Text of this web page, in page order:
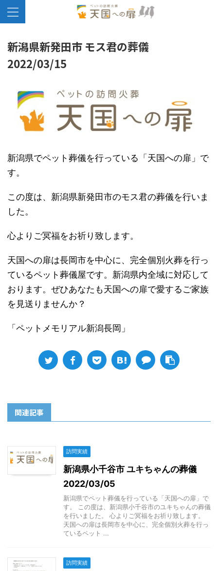
新潟県新発田市 モス君の葬儀
2022/03/15
新潟県でペット葬儀を行っている「天国への扉」で
す。
この度は、新潟県新発田市のモス君の葬儀を行いま
した。
心よりご冥福をお祈り致します。
天国への扉は長岡市を中心に、完全個別火葬を行っ
ているペット葬儀屋です。新潟県内全域に対応して
おります。ぜひあなたも天国への扉で愛するご家族
を見送りませんか？
「ペットメモリアル新潟長岡」
関連記事
訪問実績
新潟県小千谷市 ユキちゃんの葬儀
2022/03/05
新潟県でペット葬儀を行っている「天国への扉」で
す。 この度は、新潟県小千谷市のユキちゃんの葬儀
を行いました。 心よりご冥福をお祈り致します。
天国への扉は長岡市を中心に、完全個別火葬を行っ
ているペット ...
訪問実績